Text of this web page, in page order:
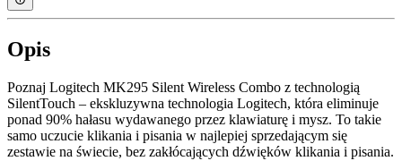
Opis
Poznaj Logitech MK295 Silent Wireless Combo z technologią
SilentTouch – ekskluzywna technologia Logitech, która eliminuje
ponad 90% hałasu wydawanego przez klawiaturę i mysz. To takie
samo uczucie klikania i pisania w najlepiej sprzedającym się
zestawie na świecie, bez zakłócających dźwięków klikania i pisania.